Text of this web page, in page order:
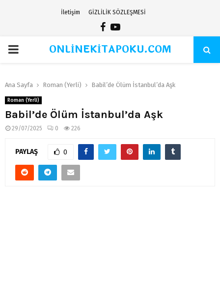
İletişim GİZLİLİK SÖZLEŞMESİ
Facebook
Youtube
PRIMARYONLİNEKİTAPOKU.COM
Ana Sayfa Roman (Yerli) Babil’de Ölüm İstanbul’da Aşk
Roman (Yerli)
Babil’de Ölüm İstanbul’da Aşk
29/07/2025 0 226
PAYLAŞ 0